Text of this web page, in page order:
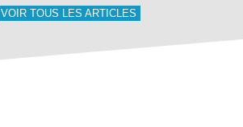
VOIR TOUS LES ARTICLES